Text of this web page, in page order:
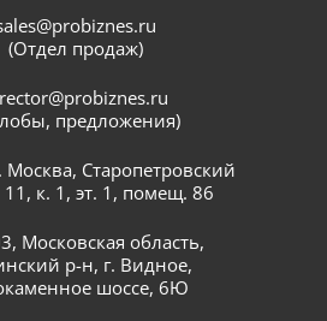
(Отдел продаж)
предложения)
Москва, Старопетровский
11, к. 1, эт. 1, помещ. 86
Московская область,
р-н, г. Видное,
шоссе, 6Ю